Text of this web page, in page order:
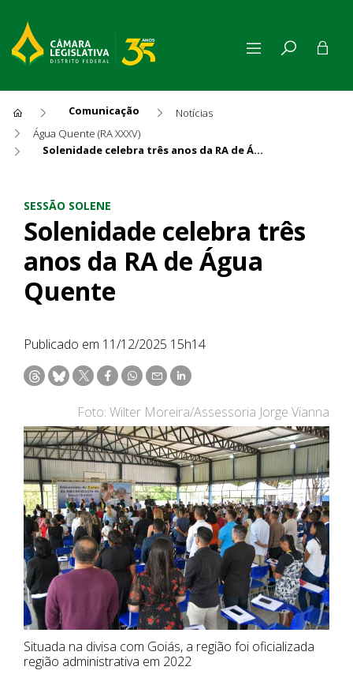
Comunicação
Notícias
Água Quente (RA XXXV)
Solenidade celebra três anos da RA de Água Quente
SESSÃO SOLENE
Solenidade celebra três
anos da RA de Água
Quente
Publicado em 11/12/2025 15h14
Foto: Wilter Moreira/Assessoria Jorge Vianna
Situada na divisa com Goiás, a região foi oficializada
região administrativa em 2022